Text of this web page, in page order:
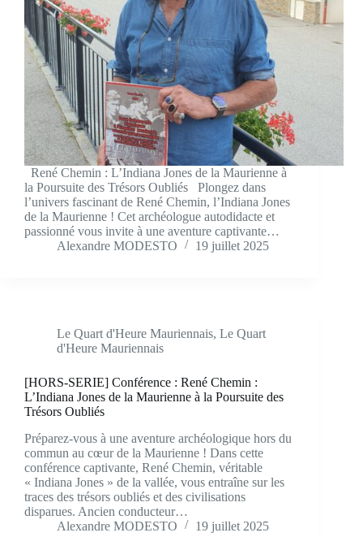
René Chemin : L’Indiana Jones de la Maurienne à
la Poursuite des Trésors Oubliés Plongez dans
l’univers fascinant de René Chemin, l’Indiana Jones
de la Maurienne ! Cet archéologue autodidacte et
passionné vous invite à une aventure captivante…
Alexandre MODESTO
19 juillet 2025
Le Quart d'Heure Mauriennais, Le Quart
d'Heure Mauriennais
[HORS-SERIE] Conférence : René Chemin :
L’Indiana Jones de la Maurienne à la Poursuite des
Trésors Oubliés
Préparez-vous à une aventure archéologique hors du
commun au cœur de la Maurienne ! Dans cette
conférence captivante, René Chemin, véritable
« Indiana Jones » de la vallée, vous entraîne sur les
traces des trésors oubliés et des civilisations
disparues. Ancien conducteur…
Alexandre MODESTO
19 juillet 2025